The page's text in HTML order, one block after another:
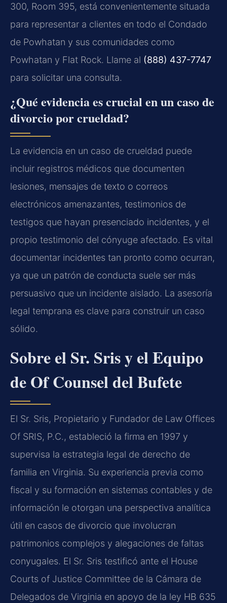
300, Room 395, está convenientemente situada
para representar a clientes en todo el Condado
de Powhatan y sus comunidades como
Powhatan y Flat Rock. Llame al (888) 437-7747
para solicitar una consulta.
¿Qué evidencia es crucial en un caso de
divorcio por crueldad?
La evidencia en un caso de crueldad puede
incluir registros médicos que documenten
lesiones, mensajes de texto o correos
electrónicos amenazantes, testimonios de
testigos que hayan presenciado incidentes, y el
propio testimonio del cónyuge afectado. Es vital
documentar incidentes tan pronto como ocurran,
ya que un patrón de conducta suele ser más
persuasivo que un incidente aislado. La asesoría
legal temprana es clave para construir un caso
sólido.
Sobre el Sr. Sris y el Equipo
de Of Counsel del Bufete
El Sr. Sris, Propietario y Fundador de Law Offices
Of SRIS, P.C., estableció la firma en 1997 y
supervisa la estrategia legal de derecho de
familia en Virginia. Su experiencia previa como
fiscal y su formación en sistemas contables y de
información le otorgan una perspectiva analítica
útil en casos de divorcio que involucran
patrimonios complejos y alegaciones de faltas
conyugales. El Sr. Sris testificó ante el House
Courts of Justice Committee de la Cámara de
Delegados de Virginia en apoyo de la ley HB 635